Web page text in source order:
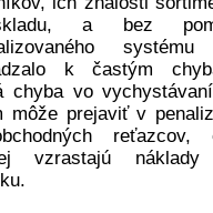
a bez
k častým
chyba vo
môže prejaviť v
reťazcov,
vzrastajú